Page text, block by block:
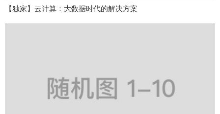
【独家】云计算：大数据时代的解决方案